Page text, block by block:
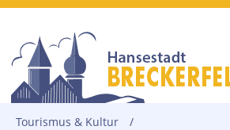
Tourismus & Kultur
/